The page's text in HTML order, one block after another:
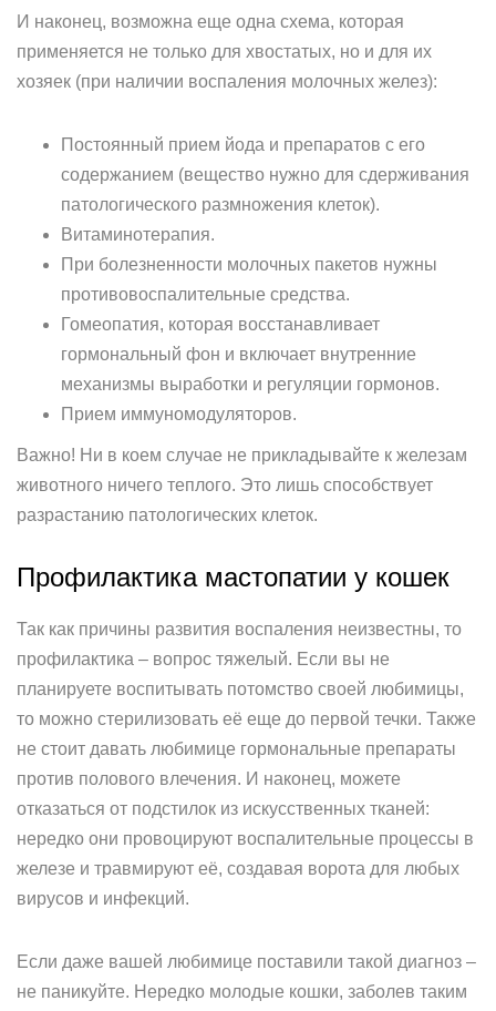
И наконец, возможна еще одна схема, которая
применяется не только для хвостатых, но и для их
хозяек (при наличии воспаления молочных желез):
Постоянный прием йода и препаратов с его
содержанием (вещество нужно для сдерживания
патологического размножения клеток).
Витаминотерапия.
При болезненности молочных пакетов нужны
противовоспалительные средства.
Гомеопатия, которая восстанавливает
гормональный фон и включает внутренние
механизмы выработки и регуляции гормонов.
Прием иммуномодуляторов.
Важно! Ни в коем случае не прикладывайте к железам
животного ничего теплого. Это лишь способствует
разрастанию патологических клеток.
Профилактика мастопатии у кошек
Так как причины развития воспаления неизвестны, то
профилактика – вопрос тяжелый. Если вы не
планируете воспитывать потомство своей любимицы,
то можно стерилизовать её еще до первой течки. Также
не стоит давать любимице гормональные препараты
против полового влечения. И наконец, можете
отказаться от подстилок из искусственных тканей:
нередко они провоцируют воспалительные процессы в
железе и травмируют её, создавая ворота для любых
вирусов и инфекций.
Если даже вашей любимице поставили такой диагноз –
не паникуйте. Нередко молодые кошки, заболев таким